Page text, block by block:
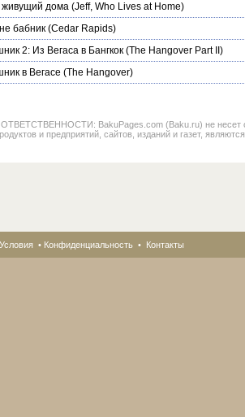
дома (Jeff, Who Lives at Home)
бабник (Cedar Rapids)
2: Из Вегаса в Бангкок (The Hangover Part II)
в Вегасе (The Hangover)
BakuPages.com (Baku.ru) не несет
и предприятий, сайтов, изданий и газет,
Условия • Конфиденциальность • Контакты